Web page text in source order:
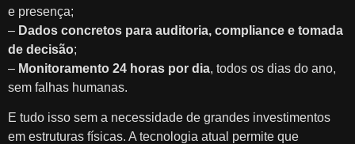
e presença;
– Dados concretos para auditoria, compliance e tomada
de decisão;
– Monitoramento 24 horas por dia, todos os dias do ano,
sem falhas humanas.
E tudo isso sem a necessidade de grandes investimentos
em estruturas físicas. A tecnologia atual permite que